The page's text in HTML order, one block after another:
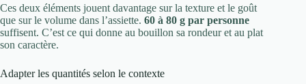
Ces deux éléments jouent davantage sur la texture et le goût
que sur le volume dans l’assiette. 60 à 80 g par personne
suffisent. C’est ce qui donne au bouillon sa rondeur et au plat
son caractère.
Adapter les quantités selon le contexte